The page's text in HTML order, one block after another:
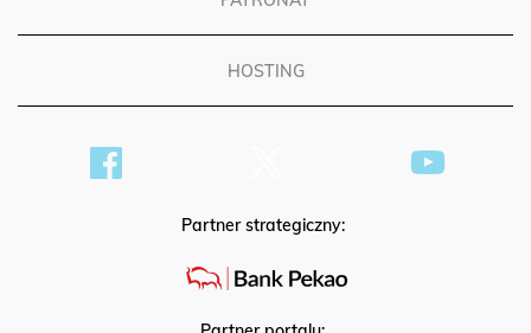
PATRONAT
HOSTING
Partner strategiczny: